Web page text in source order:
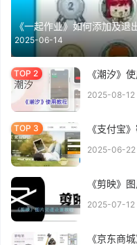
《一起作业》如何添加及退
2025-06-14
《潮汐》
2025-08-12
《支付宝
2025-06-22
《剪映》
2025-07-12
《京东商